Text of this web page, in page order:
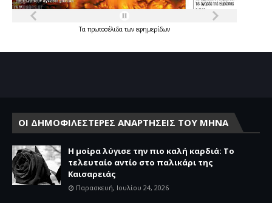
Τα πρωτοσέλιδατων εφημερίδων
ΟΙ ΔΗΜΟΦΙΛΕΣΤΕΡΕΣ ΑΝΑΡΤΗΣΕΙΣ ΤΟΥ ΜΗΝΑ
Η μοίρα λύγισε την πιο καλή καρδιά: Το
τελευταίο αντίο στο παλικάρι της
Καισαρειάς
Παρασκευή, Ιουλίου 24, 2026